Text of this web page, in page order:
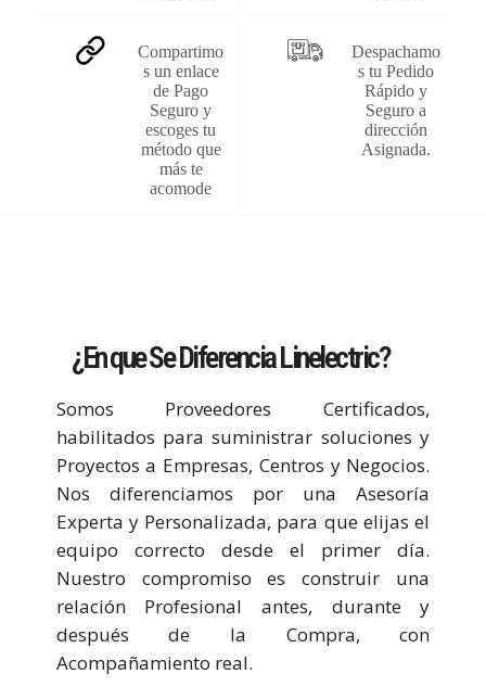
Compartimo
s un enlace
de Pago
Seguro y
escoges tu
método que
más te
acomode
Despachamo
s tu Pedido
Rápido y
Seguro a
dirección
Asignada.
¿En que Se Diferencia Linelectric?
Somos Proveedores Certificados,
habilitados para suministrar soluciones y
Proyectos a Empresas, Centros y Negocios.
Nos diferenciamos por una Asesoría
Experta y Personalizada, para que elijas el
equipo correcto desde el primer día.
Nuestro compromiso es construir una
relación Profesional antes, durante y
después de la Compra, con
Acompañamiento real.